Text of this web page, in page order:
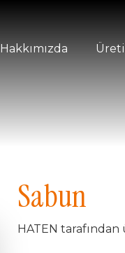
Hakkımızda
Sabun
HATEN